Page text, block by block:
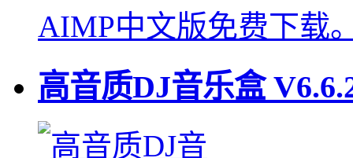
AIMP中文版免费下载
高音质DJ音乐盒